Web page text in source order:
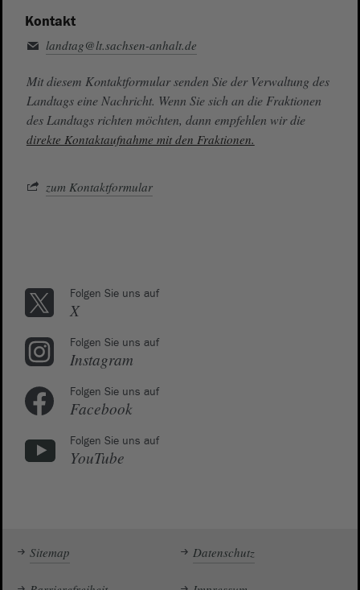
Kontakt
landtag@lt.sachsen-anhalt.de
Mit diesem Kontaktformular senden Sie der Verwaltung des
Landtags eine Nachricht. Wenn Sie sich an die Fraktionen
des Landtags richten möchten, dann empfehlen wir die
direkte Kontaktaufnahme mit den Fraktionen.
zum Kontaktformular
Folgen Sie uns auf
X
Folgen Sie uns auf
Instagram
Folgen Sie uns auf
Facebook
Folgen Sie uns auf
YouTube
Sitemap Datenschutz